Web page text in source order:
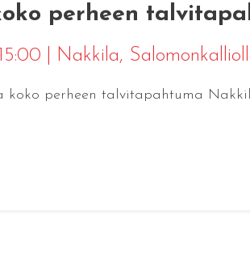
perheen
Nakkila,
koko perheen talvitapahtuma